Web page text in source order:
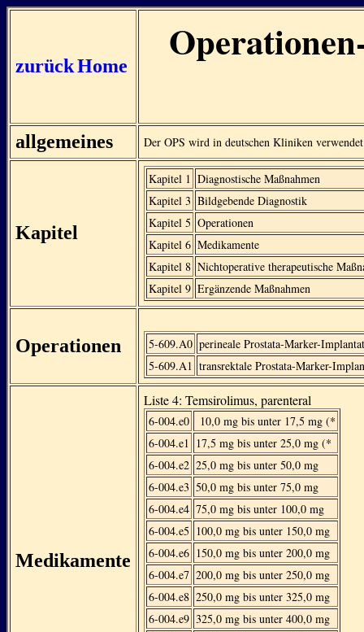
zurückHome
allgemeines Der OPS wird in deutschen Kliniken
Kapitel
Kapitel 1 Diagnostische Maßnahmen
Kapitel 3 Bildgebende Diagnostik
Kapitel 5 Operationen
Kapitel 6 Medikamente
Kapitel 8 Nichtoperative therapeutische
Kapitel 9 Ergänzende Maßnahmen
Operationen 5-609.A0 perineale Prostata-Marker-
5-609.A1 transrektale Prostata-Marker-
Medikamente
Liste 4: Temsirolimus, parenteral
6-004.e0
10,0 mg bis unter 17,5 mg (*
6-004.e1 17,5 mg bis unter 25,0 mg (*
6-004.e2 25,0 mg bis unter 50,0 mg
6-004.e3 50,0 mg bis unter 75,0 mg
6-004.e4 75,0 mg bis unter 100,0 mg
6-004.e5 100,0 mg bis unter 150,0 mg
6-004.e6 150,0 mg bis unter 200,0 mg
6-004.e7 200,0 mg bis unter 250,0 mg
6-004.e8 250,0 mg bis unter 325,0 mg
6-004.e9 325,0 mg bis unter 400,0 mg